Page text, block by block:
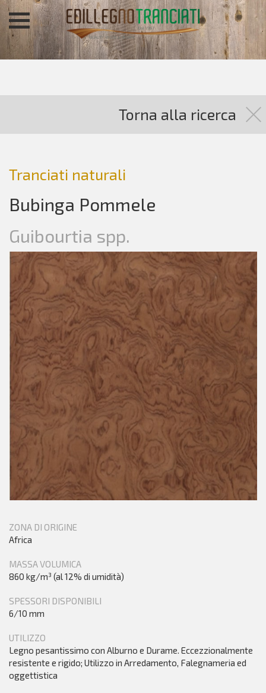
Torna alla ricerca
Tranciati naturali
Bubinga Pommele
Guibourtia spp.
ZONA DI ORIGINE
Africa
MASSA VOLUMICA
860 kg/m³ (al 12% di umidità)
SPESSORI DISPONIBILI
6/10 mm
UTILIZZO
Legno pesantissimo con Alburno e Durame. Eccezzionalmente
resistente e rigido; Utilizzo in Arredamento, Falegnameria ed
oggettistica